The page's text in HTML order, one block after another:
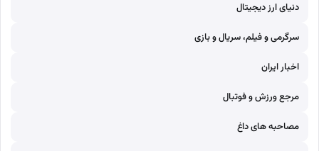
دنیای ارز دیجیتال
سرگرمی و فیلم، سریال و بازی
اخبار ایران
مرجع ورزش و فوتبال
مصاحبه های داغ